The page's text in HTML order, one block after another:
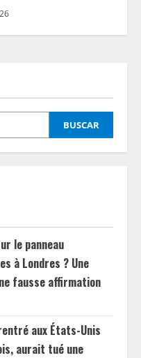
BUSCAR
le panneau
à Londres ? Une
fausse affirmation
aux États-Unis
aurait tué une